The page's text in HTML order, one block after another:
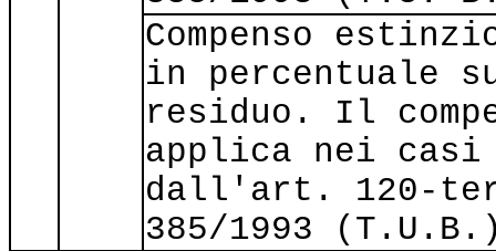
Compenso
in percentuale
residuo. Il
applica nei
dall'art. 120-
385/1993